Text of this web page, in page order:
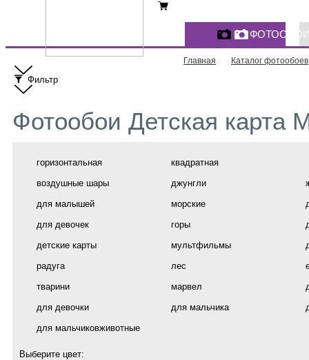
Главная Каталог фотообоев
Фильтр
Фотообои Детская карта
горизонтальная
квадратная
воздушные шары
джунгли
для малышей
морские
для девочек
горы
детские карты
мультфильмы
радуга
лес
тварини
марвел
для девочки
для мальчика
для мальчиковживотные
Выберите цвет: